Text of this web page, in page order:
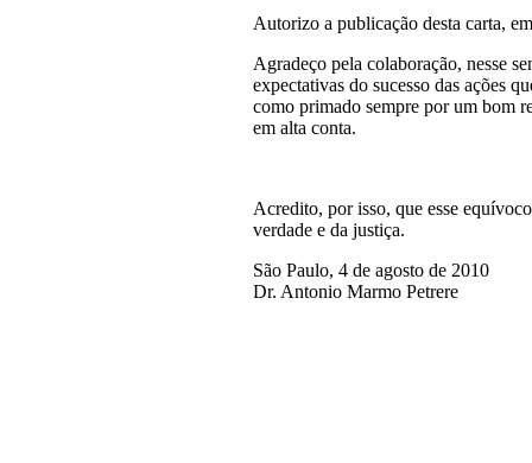
Autorizo a publicação desta carta,
Agradeço pela colaboração, nesse
expectativas do sucesso das ações
como primado sempre por um bom
em alta conta.
Acredito, por isso, que esse
verdade e da justiça.
São Paulo, 4 de agosto de 2010
Dr. Antonio Marmo Petrere